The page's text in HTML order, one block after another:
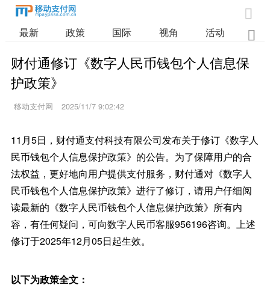

最新 政策 国际 视角 活动 业

财付通修订《数字人民币钱包个人信息保
护政策》
移动支付网 2025/11/7 9:02:42
11月5日，财付通支付科技有限公司发布关于修订《数字人
民币钱包个人信息保护政策》的公告。为了保障用户的合
法权益，更好地向用户提供支付服务，财付通对《数字人
民币钱包个人信息保护政策》进行了修订，请用户仔细阅
读最新的《数字人民币钱包个人信息保护政策》所有内
容，有任何疑问，可向数字人民币客服956196咨询。上述
修订于2025年12月05日起生效。
以下为政策全文：